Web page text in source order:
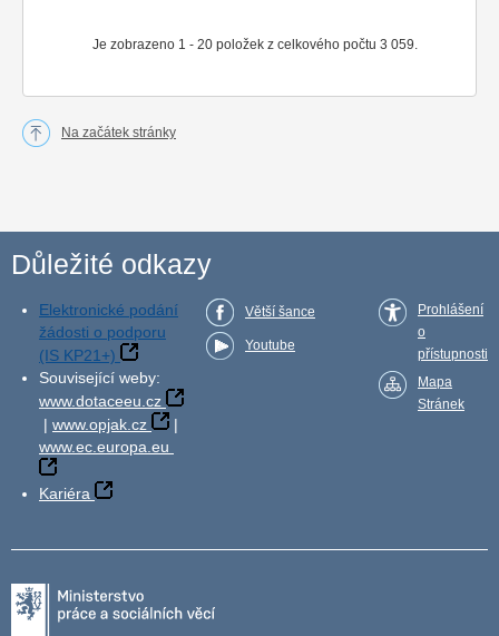
Je zobrazeno 1 - 20 položek z celkového počtu 3 059.
Na začátek stránky
Důležité odkazy
Elektronické podání
žádosti o podporu
(IS KP21+)
Související weby:
www.dotaceeu.cz
| www.opjak.cz
|
www.ec.europa.eu
Kariéra
Větší šance
Youtube
Prohlášení
o
přístupnosti
Mapa
Stránek